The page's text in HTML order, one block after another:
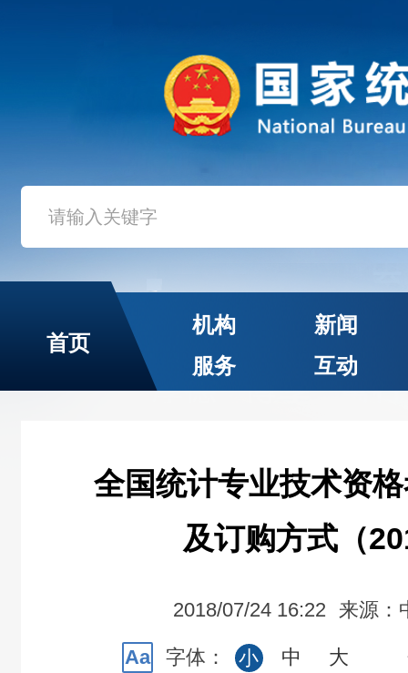
首页
机构
新闻
服务
互动
全国统计专业技术资
及订购方式（
2018/07/24 16:22 来源：
Aa 字体： 小 中 大